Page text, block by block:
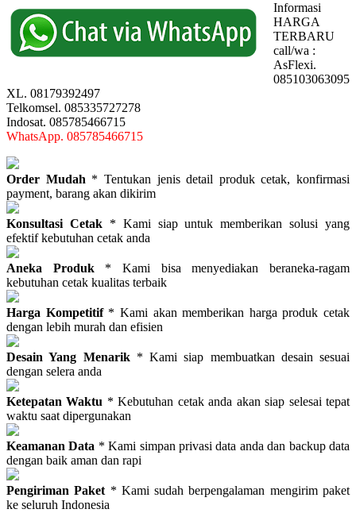
Informasi
HARGA
TERBARU
call/wa :
AsFlexi.
085103063095
XL. 08179392497
Telkomsel. 085335727278
Indosat. 085785466715
WhatsApp. 085785466715
Order Mudah * Tentukan jenis detail produk cetak, konfirmasi
payment, barang akan dikirim
Konsultasi Cetak* Kami siap untuk memberikan solusi yang
efektif kebutuhan cetak anda
Aneka Produk * Kami bisa menyediakan beraneka-ragam
kebutuhan cetak kualitas terbaik
Harga Kompetitif* Kami akan memberikan harga produk cetak
dengan lebih murah dan efisien
Desain Yang Menarik* Kami siap membuatkan desain sesuai
dengan selera anda
Ketepatan Waktu * Kebutuhan cetak anda akan siap selesai tepat
waktu saat dipergunakan
Keamanan Data * Kami simpan privasi data anda dan backup data
dengan baik aman dan rapi
Pengiriman Paket * Kami sudah berpengalaman mengirim paket
ke seluruh Indonesia